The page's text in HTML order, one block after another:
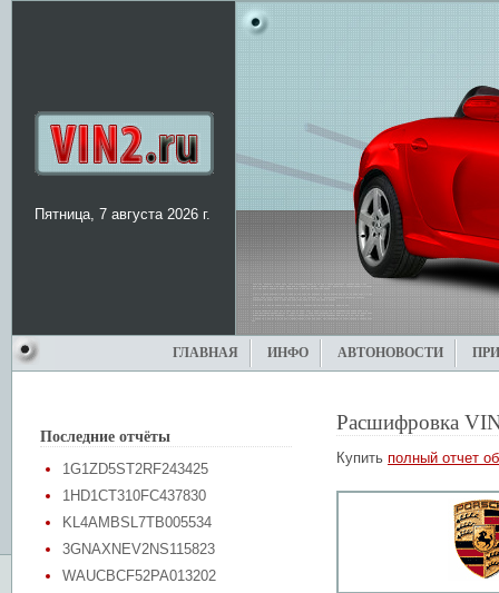
Пятница, 7 августа 2026 г.
ГЛАВНАЯ ИНФО АВТОНОВОСТИ
Последние отчёты
1G1ZD5ST2RF243425
1HD1CT310FC437830
KL4AMBSL7TB005534
3GNAXNEV2NS115823
WAUCBCF52PA013202
Расшифровка
Купить полный отчет